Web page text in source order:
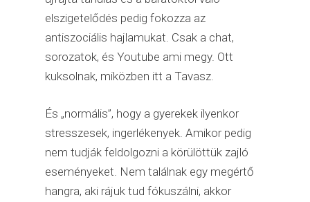
elszigetelődés pedig fokozza az
antiszociális hajlamukat. Csak a chat,
sorozatok, és Youtube ami megy. Ott
kuksolnak, miközben itt a Tavasz.
És „normális”, hogy a gyerekek ilyenkor
stresszesek, ingerlékenyek. Amikor pedig
nem tudják feldolgozni a körülöttük zajló
eseményeket. Nem találnak egy megértő
hangra, aki rájuk tud fókuszálni, akkor